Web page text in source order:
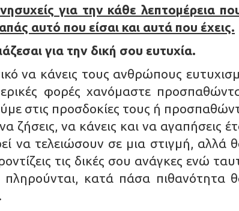
για την κάθε λεπτομέρεια
αυτό που είσαι και αυτά που έχεις.
για την δική σου ευτυχία.
να κάνεις τους ανθρώπους
φορές χανόμαστε
στις προσδοκίες τους ή
ζήσεις, να κάνεις και να αγαπήσεις
να τελειώσουν σε μια στιγμή,
τις δικές σου ανάγκες ενώ
κατά πάσα πιθανότητα